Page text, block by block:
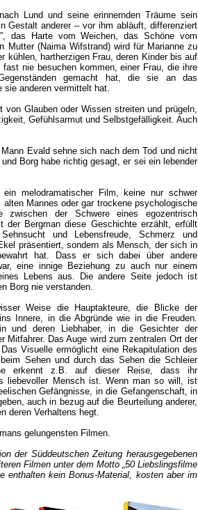
Lund und seine erinnernden Träume sein
Gestalt anderer – vor ihm abläuft, differenziert
das Harte vom Weichen, das Schöne vom
Mutter (Naima Wifstrand) wird für Marianne zu
kühlen, hartherzigen Frau, deren Kinder bis auf
nie besuchen kommen, einer Frau, die ihre
gemacht hat, die sie an das
sie anderen vermittelt hat.
Glauben oder Wissen streiten und prügeln,
Gefühlsarmut und Selbstgefälligkeit. Auch
Evald sehne sich nach dem Tod und nicht
Borg habe richtig gesagt, er sei ein lebender
melodramatischer Film, keine nur schwer
Mannes oder gar trockene psychologische
der Schwere eines egozentrisch
der Bergman diese Geschichte erzählt, erfüllt
und Lebensfreude, Schmerz und
präsentiert, sondern als Mensch, der sich in
hat. Dass er sich dabei über andere
eine innige Beziehung zu auch nur einem
Lebens aus. Die andere Seite jedoch ist
Borg nie verstanden.
Weise die Hauptakteure, die Blicke der
Innere, in die Abgründe wie in die Freuden.
und deren Liebhaber, in die Gesichter der
Mitfahrer. Das Auge wird zum zentralen Ort der
Visuelle ermöglicht eine Rekapitulation des
Sehen und durch das Sehen die Schleier
erkennt z.B. auf dieser Reise, dass ihr
liebevoller Mensch ist. Wenn man so will, ist
Gefängnisse, in die Gefangenschaft, in
auch in bezug auf die Beurteilung anderer,
deren Verhaltens hegt.
gelungensten Filmen.
der Süddeutschen Zeitung herausgegebenen
Filmen unter dem Motto „50 Liebslingsfilme
enthalten kein Bonus-Material, kosten aber im